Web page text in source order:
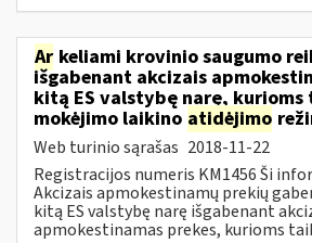
Ar keliami krovinio saugumo
išgabenant akcizais
kitą ES valstybę narę, kurioms
mokėjimo laikino atidėjimo
Web turinio sąrašas 2018-11-22
Registracijos numeris KM1456 Ši
Akcizais apmokestinamų prekių
kitą ES valstybę narę išgabenant
apmokestinamas prekes, kurioms